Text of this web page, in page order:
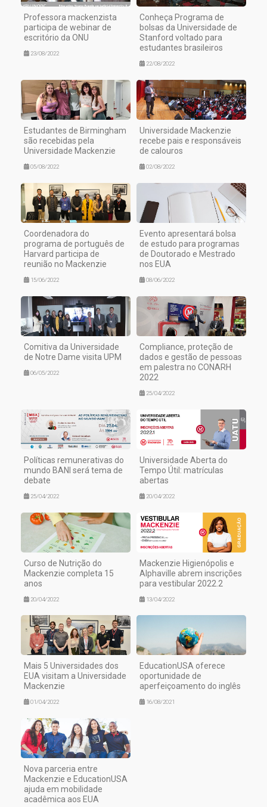
Professora mackenzista
participa de webinar de
escritório da ONU
23/08/2022
Conheça Programa de
bolsas da Universidade de
Stanford voltado para
estudantes brasileiros
22/08/2022
Estudantes de Birmingham
são recebidas pela
Universidade Mackenzie
05/08/2022
Universidade Mackenzie
recebe pais e responsáveis
de calouros
02/08/2022
Coordenadora do
programa de português de
Harvard participa de
reunião no Mackenzie
15/06/2022
Evento apresentará bolsa
de estudo para programas
de Doutorado e Mestrado
nos EUA
08/06/2022
Comitiva da Universidade
de Notre Dame visita UPM
06/05/2022
Compliance, proteção de
dados e gestão de pessoas
em palestra no CONARH
2022
25/04/2022
Políticas remunerativas do
mundo BANI será tema de
debate
25/04/2022
Universidade Aberta do
Tempo Útil: matrículas
abertas
20/04/2022
Curso de Nutrição do
Mackenzie completa 15
anos
20/04/2022
Mackenzie Higienópolis e
Alphaville abrem inscrições
para vestibular 2022.2
13/04/2022
Mais 5 Universidades dos
EUA visitam a Universidade
Mackenzie
01/04/2022
EducationUSA oferece
oportunidade de
aperfeiçoamento do inglês
16/08/2021
Nova parceria entre
Mackenzie e EducationUSA
ajuda em mobilidade
acadêmica aos EUA